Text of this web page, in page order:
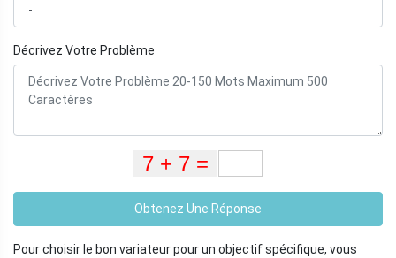
Décrivez Votre Problème
Obtenez Une Réponse
Pour choisir le bon variateur pour un objectif spécifique, vous